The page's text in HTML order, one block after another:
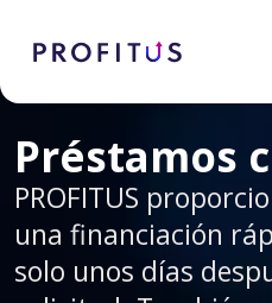
Préstamos
PROFITUS
una financiación
solo unos días